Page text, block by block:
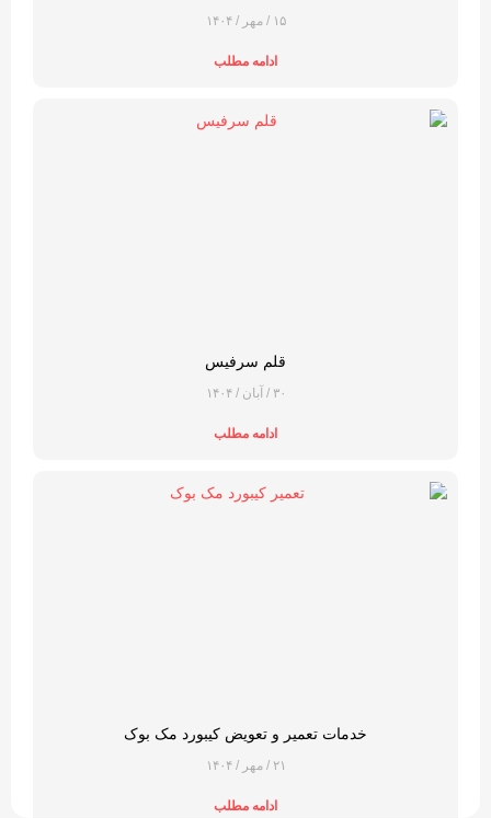
۱۵ / مهر / ۱۴۰۴
ادامه مطلب
قلم سرفیس
۳۰ / آبان / ۱۴۰۴
ادامه مطلب
خدمات تعمیر و تعویض کیبورد مک بوک
۲۱ / مهر / ۱۴۰۴
ادامه مطلب